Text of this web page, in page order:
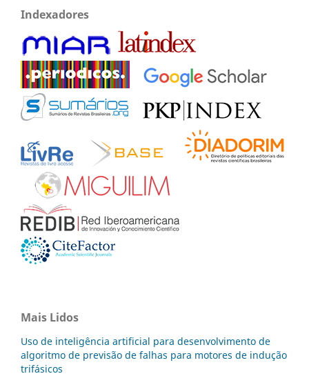
Indexadores
Mais Lidos
Uso de inteligência artificial para desenvolvimento de
algoritmo de previsão de falhas para motores de indução
trifásicos